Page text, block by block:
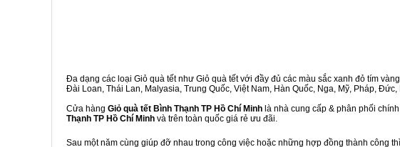
Đa dạng các loại Giỏ quà tết như Giỏ quà tết với đầy đủ các màu sắc xanh đỏ tím
Đài Loan, Thái Lan, Malyasia, Trung Quốc, Việt Nam, Hàn Quốc, Nga, Mỹ, Pháp, Đức,
Cửa hàng Giỏ quà tết Bình Thạnh TP Hồ Chí Minh là nhà cung cấp & phân phối
Thạnh TP Hồ Chí Minh và trên toàn quốc giá rẻ ưu đãi.
Sau một năm cùng giúp đỡ nhau trong công việc hoặc những hợp đồng thành công